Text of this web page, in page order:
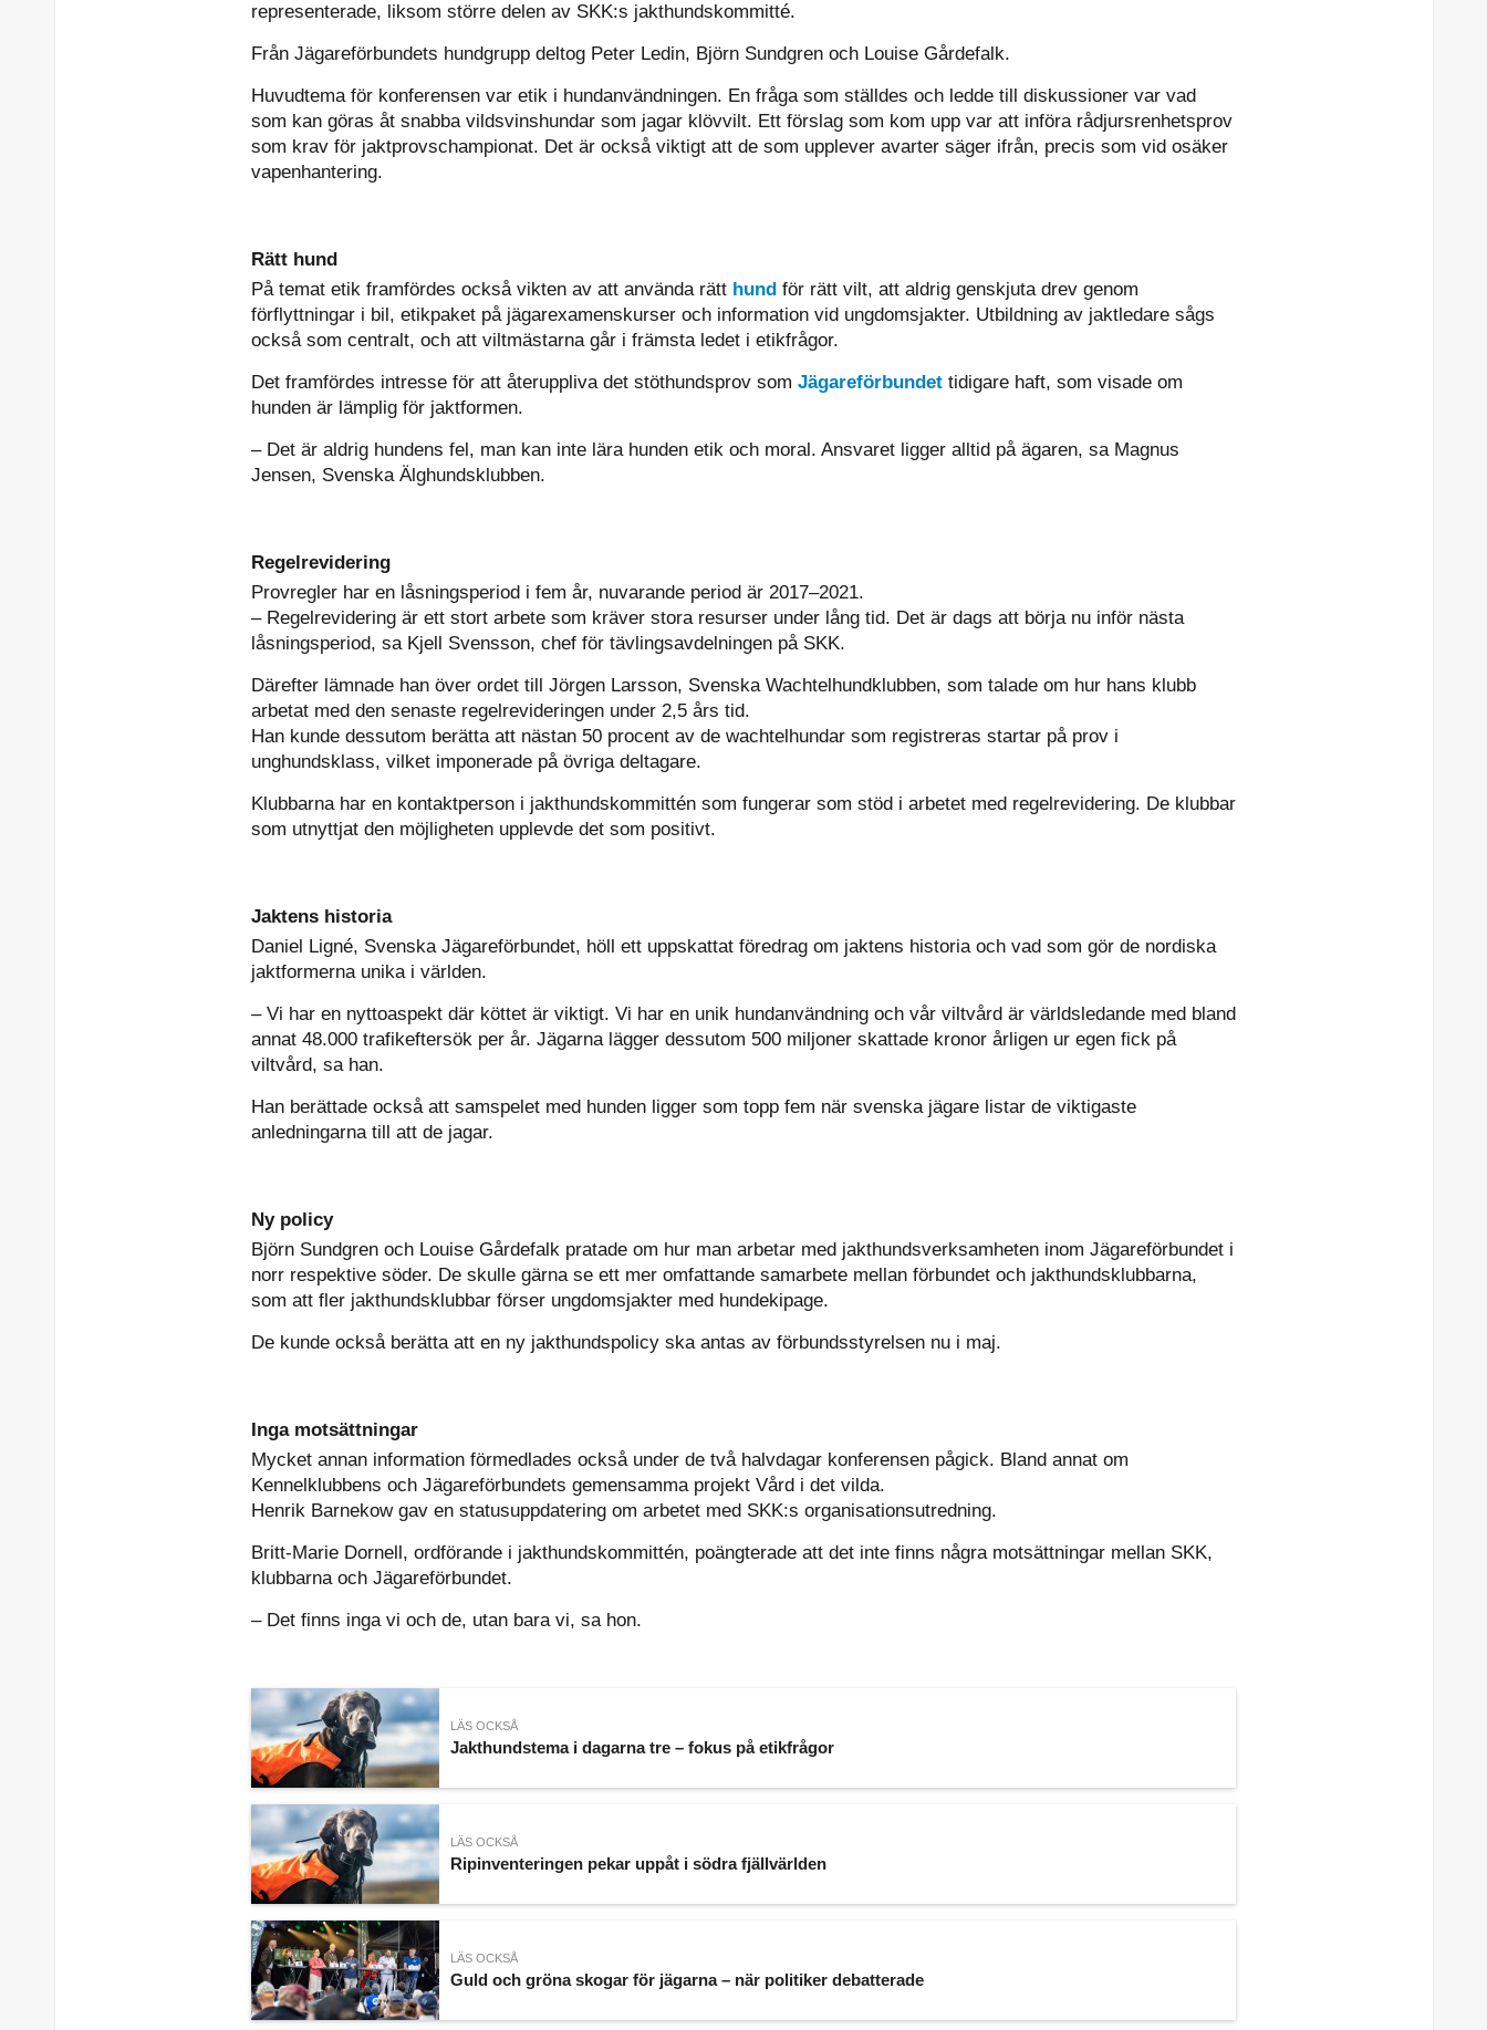
representerade, liksom större delen av SKK:s jakthundskommitté.
Från Jägareförbundets hundgrupp deltog Peter Ledin, Björn Sundgren och Louise Gårdefalk.
Huvudtema för konferensen var etik i hundanvändningen. En fråga som ställdes och ledde till diskussioner var vad
som kan göras åt snabba vildsvinshundar som jagar klövvilt. Ett förslag som kom upp var att införa rådjursrenhetsprov
som krav för jaktprovschampionat. Det är också viktigt att de som upplever avarter säger ifrån, precis som vid osäker
vapenhantering.
Rätt hund
På temat etik framfördes också vikten av att använda rätt hund för rätt vilt, att aldrig genskjuta drev genom
förflyttningar i bil, etikpaket på jägarexamenskurser och information vid ungdomsjakter. Utbildning av jaktledare sågs
också som centralt, och att viltmästarna går i främsta ledet i etikfrågor.
Det framfördes intresse för att återuppliva det stöthundsprov som Jägareförbundet tidigare haft, som visade om
hunden är lämplig för jaktformen.
– Det är aldrig hundens fel, man kan inte lära hunden etik och moral. Ansvaret ligger alltid på ägaren, sa Magnus
Jensen, Svenska Älghundsklubben.
Regelrevidering
Provregler har en låsningsperiod i fem år, nuvarande period är 2017–2021.
– Regelrevidering är ett stort arbete som kräver stora resurser under lång tid. Det är dags att börja nu inför nästa
låsningsperiod, sa Kjell Svensson, chef för tävlingsavdelningen på SKK.
Därefter lämnade han över ordet till Jörgen Larsson, Svenska Wachtelhundklubben, som talade om hur hans klubb
arbetat med den senaste regelrevideringen under 2,5 års tid.
Han kunde dessutom berätta att nästan 50 procent av de wachtelhundar som registreras startar på prov i
unghundsklass, vilket imponerade på övriga deltagare.
Klubbarna har en kontaktperson i jakthundskommittén som fungerar som stöd i arbetet med regelrevidering. De klubbar
som utnyttjat den möjligheten upplevde det som positivt.
Jaktens historia
Daniel Ligné, Svenska Jägareförbundet, höll ett uppskattat föredrag om jaktens historia och vad som gör de nordiska
jaktformerna unika i världen.
– Vi har en nyttoaspekt där köttet är viktigt. Vi har en unik hundanvändning och vår viltvård är världsledande med bland
annat 48.000 trafikeftersök per år. Jägarna lägger dessutom 500 miljoner skattade kronor årligen ur egen fick på
viltvård, sa han.
Han berättade också att samspelet med hunden ligger som topp fem när svenska jägare listar de viktigaste
anledningarna till att de jagar.
Ny policy
Björn Sundgren och Louise Gårdefalk pratade om hur man arbetar med jakthundsverksamheten inom Jägareförbundet i
norr respektive söder. De skulle gärna se ett mer omfattande samarbete mellan förbundet och jakthundsklubbarna,
som att fler jakthundsklubbar förser ungdomsjakter med hundekipage.
De kunde också berätta att en ny jakthundspolicy ska antas av förbundsstyrelsen nu i maj.
Inga motsättningar
Mycket annan information förmedlades också under de två halvdagar konferensen pågick. Bland annat om
Kennelklubbens och Jägareförbundets gemensamma projekt Vård i det vilda.
Henrik Barnekow gav en statusuppdatering om arbetet med SKK:s organisationsutredning.
Britt-Marie Dornell, ordförande i jakthundskommittén, poängterade att det inte finns några motsättningar mellan SKK,
klubbarna och Jägareförbundet.
– Det finns inga vi och de, utan bara vi, sa hon.
LÄS OCKSÅ
Jakthundstema i dagarna tre – fokus på etikfrågor
LÄS OCKSÅ
Ripinventeringen pekar uppåt i södra fjällvärlden
LÄS OCKSÅ
Guld och gröna skogar för jägarna – när politiker debatterade